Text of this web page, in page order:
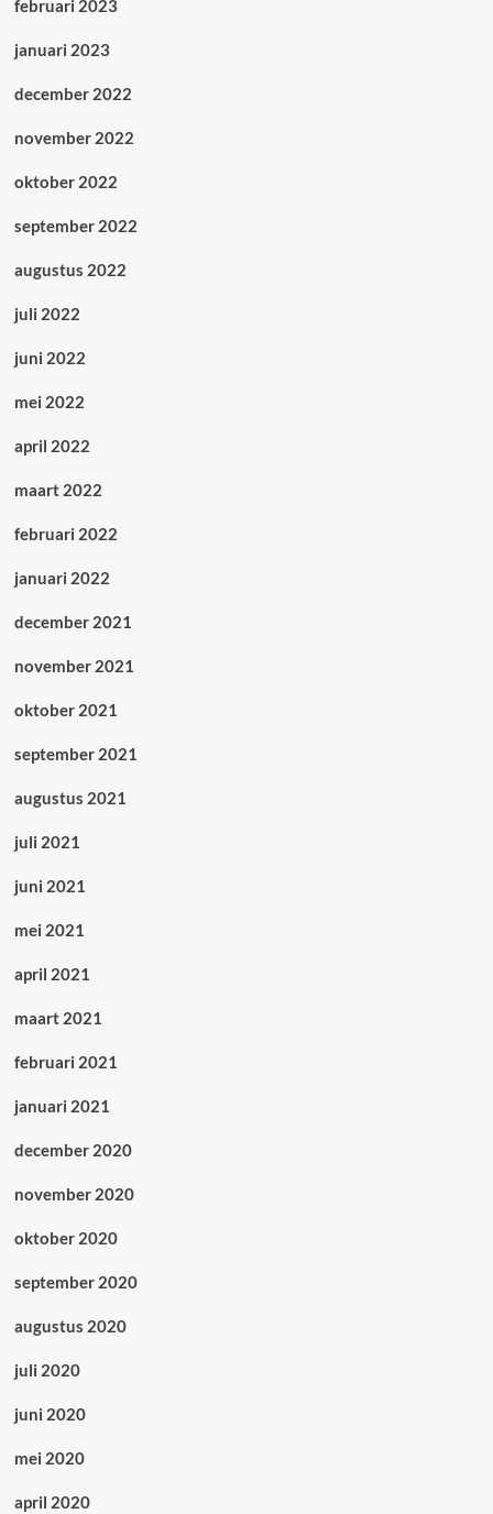
februari 2023
januari 2023
december 2022
november 2022
oktober 2022
september 2022
augustus 2022
juli 2022
juni 2022
mei 2022
april 2022
maart 2022
februari 2022
januari 2022
december 2021
november 2021
oktober 2021
september 2021
augustus 2021
juli 2021
juni 2021
mei 2021
april 2021
maart 2021
februari 2021
januari 2021
december 2020
november 2020
oktober 2020
september 2020
augustus 2020
juli 2020
juni 2020
mei 2020
april 2020